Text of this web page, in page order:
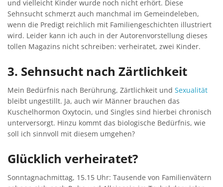
und vielleicht Kinder wurde noch nicht erhört. Diese
Sehnsucht schmerzt auch manchmal im Gemeindeleben,
wenn die Predigt reichlich mit Familiengeschichten illustriert
wird. Leider kann ich auch in der Autorenvorstellung dieses
tollen Magazins nicht schreiben: verheiratet, zwei Kinder.
3. Sehnsucht nach Zärtlichkeit
Mein Bedürfnis nach Berührung, Zärtlichkeit und Sexualität
bleibt ungestillt. Ja, auch wir Männer brauchen das
Kuschelhormon Oxytocin, und Singles sind hierbei chronisch
unterversorgt. Hinzu kommt das biologische Bedürfnis, wie
soll ich sinnvoll mit diesem umgehen?
Glücklich verheiratet?
Sonntagnachmittag, 15.15 Uhr: Tausende von Familienvätern